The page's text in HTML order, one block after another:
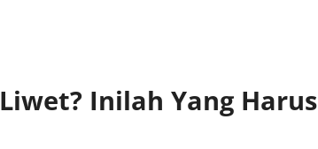
Inilah Yang Harus